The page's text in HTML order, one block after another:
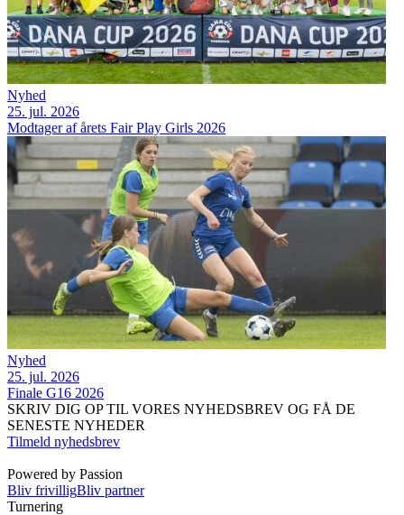
Nyhed
25. jul. 2026
Modtager af årets Fair Play Girls 2026
Nyhed
25. jul. 2026
Finale G16 2026
SKRIV DIG OP TIL VORES NYHEDSBREV OG FÅ DE
SENESTE NYHEDER
Tilmeld nyhedsbrev
Powered by Passion
Bliv frivilligBliv partner
Turnering